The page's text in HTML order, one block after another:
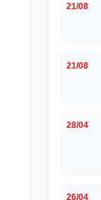
21/08
21/08
28/04
26/04